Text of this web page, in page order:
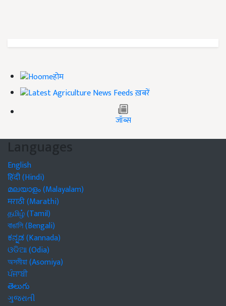
होम
ख़बरें
जॉब्स
Languages
English
हिंदी (Hindi)
മലയാളം (Malayalam)
मराठी (Marathi)
தமிழ் (Tamil)
বাঙালি (Bengali)
ಕನ್ನಡ (Kannada)
ଓଡିଆ (Odia)
অসমীয়া (Asomiya)
ਪੰਜਾਬੀ
తెలుగు
ગુજરાતી